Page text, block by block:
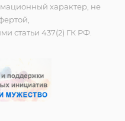
характер, не
статьи 437(2) ГК РФ.